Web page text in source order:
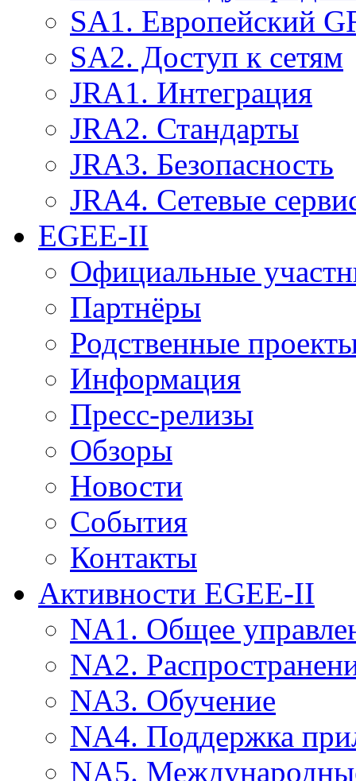
SA1. Европейский
SA2. Доступ к сетям
JRA1. Интеграция
JRA2. Стандарты
JRA3. Безопасность
JRA4. Сетевые
EGEE-II
Официальные
Партнёры
Родственные
Информация
Пресс-релизы
Обзоры
Новости
События
Контакты
Активности EGEE-II
NA1. Общее
NA2.
NA3. Обучение
NA4. Поддержка
NA5.